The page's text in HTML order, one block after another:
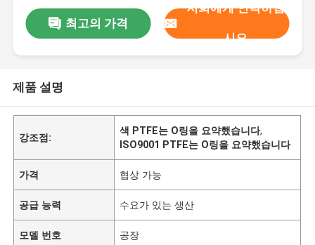
최고의 가격
저희에게 연락하십
시오
제품 설명
강조점:
색 PTFE는 O링을 요약했습니다,
ISO9001 PTFE는 O링을 요약했습니다
가격 협상 가능
공급 능력 수요가 있는 생산
모델 번호 공장